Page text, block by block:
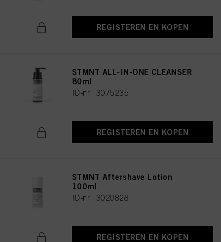
REGISTEREN EN KOPEN
STMNT ALL-IN-ONE CLEANSER
80ml
ID-nr. 3075235
REGISTEREN EN KOPEN
STMNT Aftershave Lotion
100ml
ID-nr. 3020828
REGISTEREN EN KOPEN